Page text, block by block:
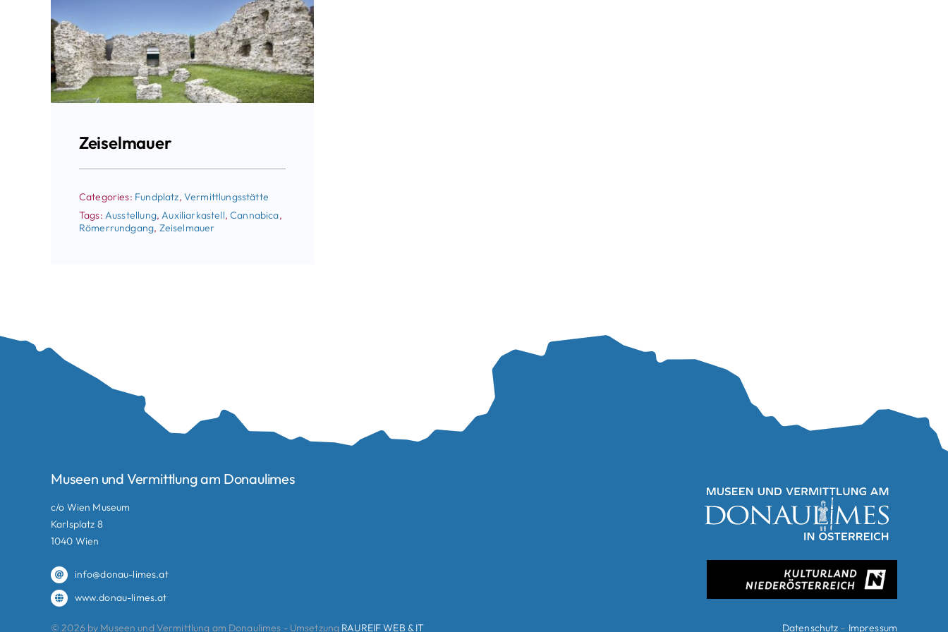
Zeiselmauer
Categories: Fundplatz, Vermittlungsstätte
Tags: Ausstellung,Auxiliarkastell,Cannabica,
Römerrundgang, Zeiselmauer
Museen und Vermittlung am Donaulimes
c/o Wien Museum
Karlsplatz 8
1040 Wien
info@donau-limes.at
www.donau-limes.at
© 2026 by Museen und Vermittlung am Donaulimes - Umsetzung RAUREIF WEB & IT Datenschutz – Impressum